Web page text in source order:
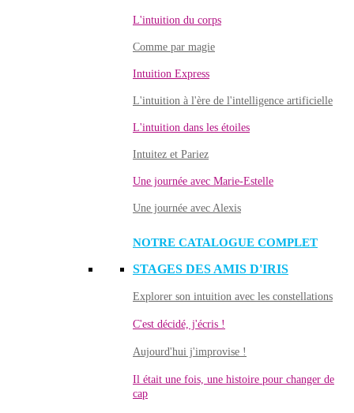
L'intuition du corps
Comme par magie
Intuition Express
L'intuition à l'ère de l'intelligence artificielle
L'intuition dans les étoiles
Intuitez et Pariez
Une journée avec Marie-Estelle
Une journée avec Alexis
NOTRE CATALOGUE COMPLET
STAGES DES AMIS D'IRIS
Explorer son intuition avec les constellations
C'est décidé, j'écris !
Aujourd'hui j'improvise !
Il était une fois, une histoire pour changer de
cap